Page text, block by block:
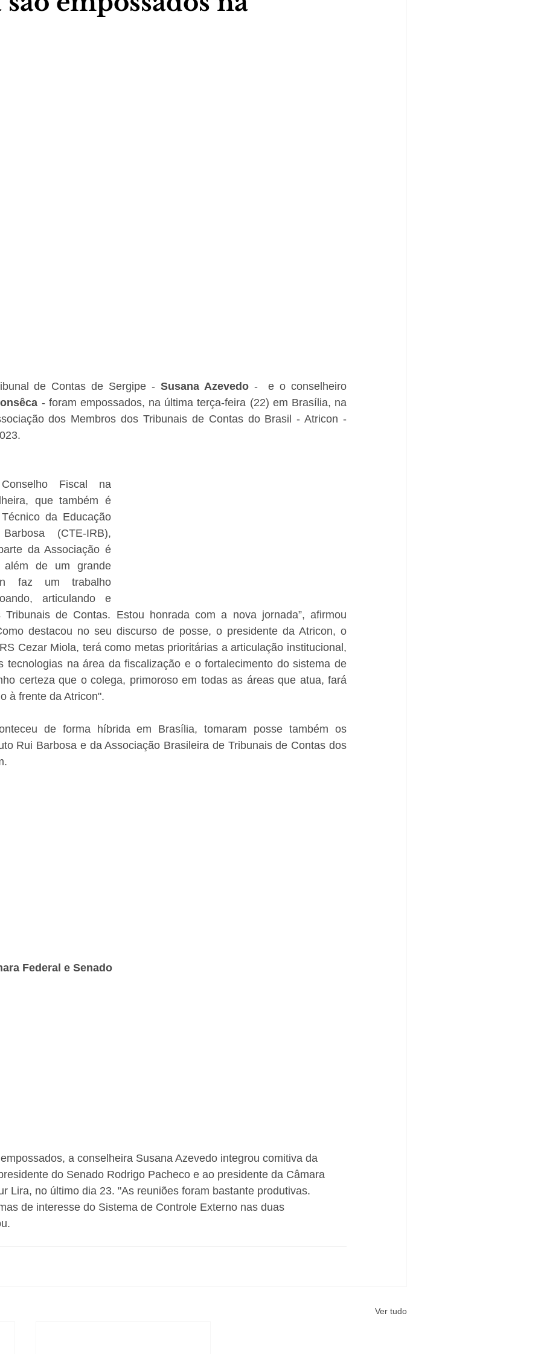
de Contas de Sergipe - Susana Azevedo -  e o conselheiro
- foram empossados, na última terça-feira (22) em Brasília, na
dos Membros dos Tribunais de Contas do Brasil - Atricon -
Fiscal na
que também é
da Educação
(CTE-IRB),
da Associação é
além de um grande
faz um trabalho
articulando e
Tribunais de Contas. Estou honrada com a nova jornada”, afirmou
destacou no seu discurso de posse, o presidente da Atricon, o
Cezar Miola, terá como metas prioritárias a articulação institucional,
tecnologias na área da fiscalização e o fortalecimento do sistema de
certeza que o colega, primoroso em todas as áreas que atua, fará
à frente da Atricon".
de forma híbrida em Brasília, tomaram posse também os
Rui Barbosa e da Associação Brasileira de Tribunais de Contas dos
Federal e Senado
a conselheira Susana Azevedo integrou comitiva da
do Senado Rodrigo Pacheco e ao presidente da Câmara
Lira, no último dia 23. "As reuniões foram bastante produtivas.
de interesse do Sistema de Controle Externo nas duas
Ver tudo